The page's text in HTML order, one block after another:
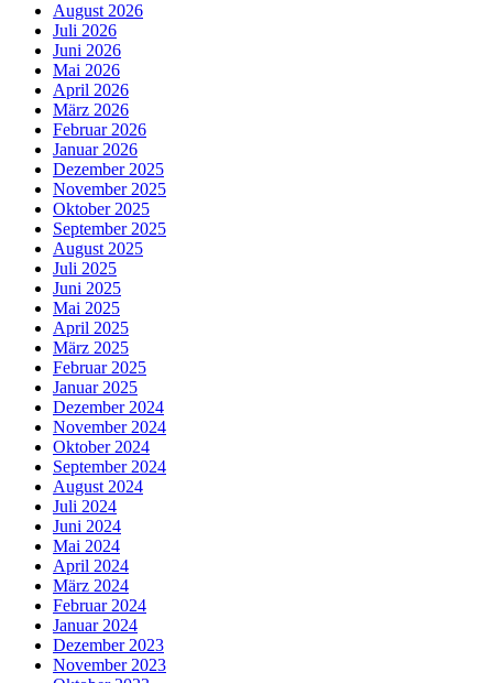
August 2026
Juli 2026
Juni 2026
Mai 2026
April 2026
März 2026
Februar 2026
Januar 2026
Dezember 2025
November 2025
Oktober 2025
September 2025
August 2025
Juli 2025
Juni 2025
Mai 2025
April 2025
März 2025
Februar 2025
Januar 2025
Dezember 2024
November 2024
Oktober 2024
September 2024
August 2024
Juli 2024
Juni 2024
Mai 2024
April 2024
März 2024
Februar 2024
Januar 2024
Dezember 2023
November 2023